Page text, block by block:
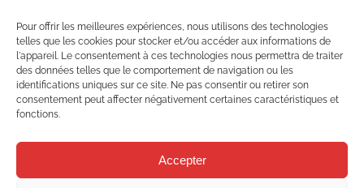
Pour offrir les meilleures expériences, nous utilisons des technologies
telles que les cookies pour stocker et/ou accéder aux informations de
l'appareil. Le consentement à ces technologies nous permettra de traiter
des données telles que le comportement de navigation ou les
identifications uniques sur ce site. Ne pas consentir ou retirer son
consentement peut affecter négativement certaines caractéristiques et
fonctions.
Accepter
Contact
NEWSLETTER